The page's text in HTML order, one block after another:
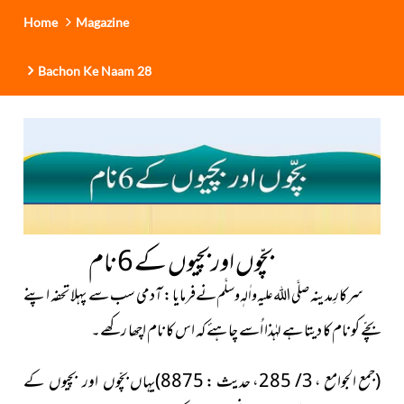
Home Magazine
Bachon Ke Naam 28
بچّوں اور بچیوں کے 6 نام
سرکارِمدینہصلَّی اللہ علیہ واٰلہٖ وسلَّمنےفرمایا : آدمی سب سے پہلا تحفہ اپنے
بچّے کو نام کا دیتا ہے لہٰذا اُسے چاہئے کہ اس کا نام اچھا رکھے۔
(جمع الجوامع ،3/ 285 ، حدیث :8875)یہاںبچّوں اور بچیوں کے